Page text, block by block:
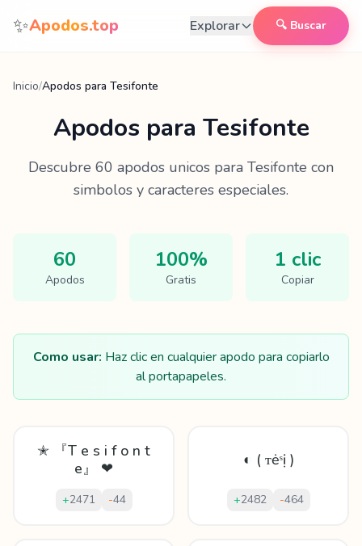
Saltar al contenido
✨Apodos.top Explorar 🔍 Buscar
Inicio/Apodos para Tesifonte
Apodos para Tesifonte
Descubre 60 apodos unicos para Tesifonte con
simbolos y caracteres especiales.
60
Apodos
100%
Gratis
1 clic
Copiar
Como usar: Haz clic en cualquier apodo para copiarlo
al portapapeles.
✭ 『T e s i f o n t
e』 ❤
+2471 -44
◐ ( ᴛėˢị )
+2482 -464